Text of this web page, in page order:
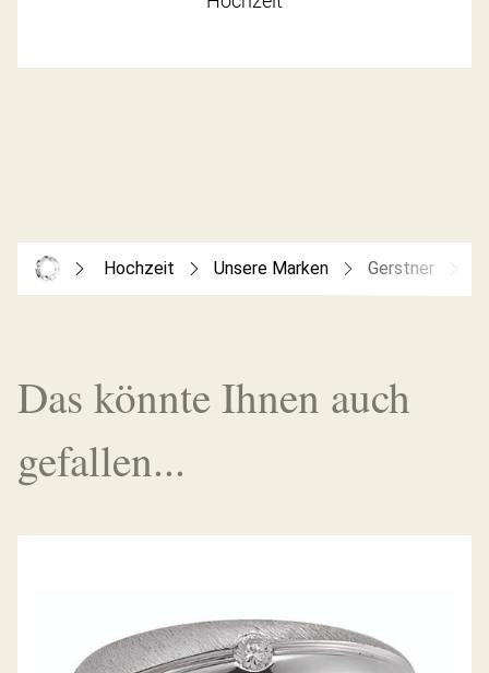
Hochzeit Unsere Marken Gerstner
Das könnte Ihnen auch
gefallen...
GERSTNER TRAURINGE